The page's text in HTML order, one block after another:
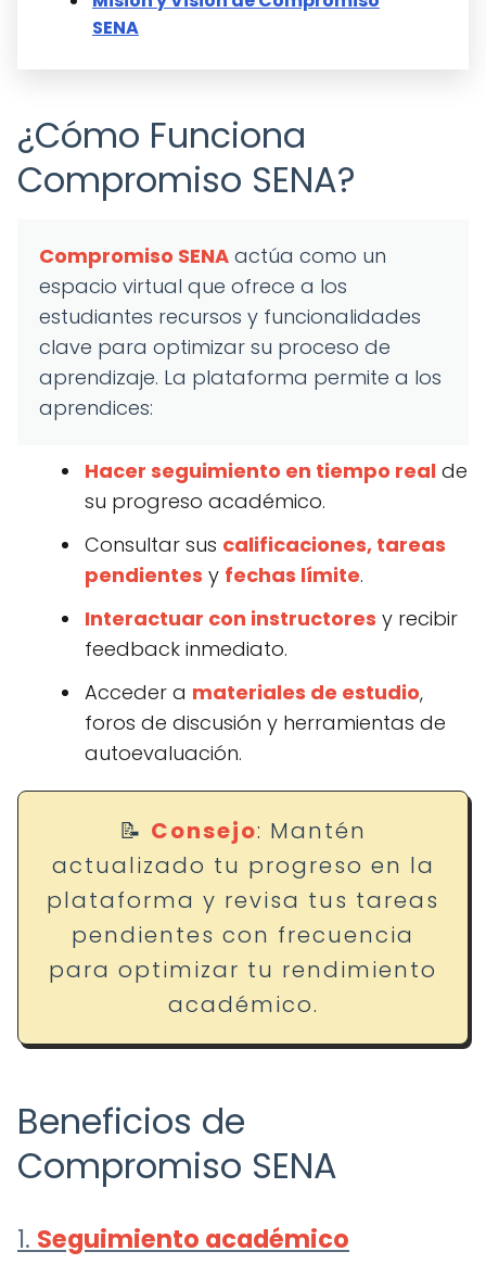
SENA
¿Cómo Funciona
Compromiso SENA?
Compromiso SENA actúa como un
espacio virtual que ofrece a los
estudiantes recursos y funcionalidades
clave para optimizar su proceso de
aprendizaje. La plataforma permite a los
aprendices:
Hacer seguimiento en tiempo real de
su progreso académico.
Consultar sus calificaciones, tareas
pendientes y fechas límite.
Interactuar con instructores y recibir
feedback inmediato.
Acceder a materiales de estudio,
foros de discusión y herramientas de
autoevaluación.
📝 Consejo: Mantén
actualizado tu progreso en la
plataforma y revisa tus tareas
pendientes con frecuencia
para optimizar tu rendimiento
académico.
Beneficios de
Compromiso SENA
1. Seguimiento académico